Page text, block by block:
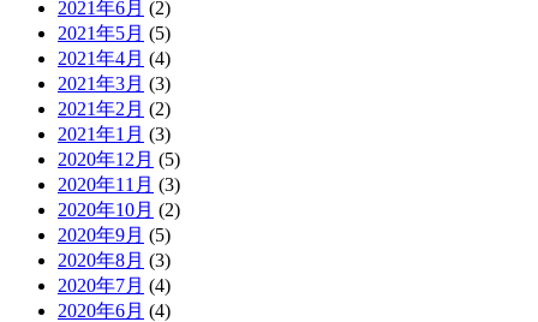
2021年6月 (2)
2021年5月 (5)
2021年4月 (4)
2021年3月 (3)
2021年2月 (2)
2021年1月 (3)
2020年12月 (5)
2020年11月 (3)
2020年10月 (2)
2020年9月 (5)
2020年8月 (3)
2020年7月 (4)
2020年6月 (4)